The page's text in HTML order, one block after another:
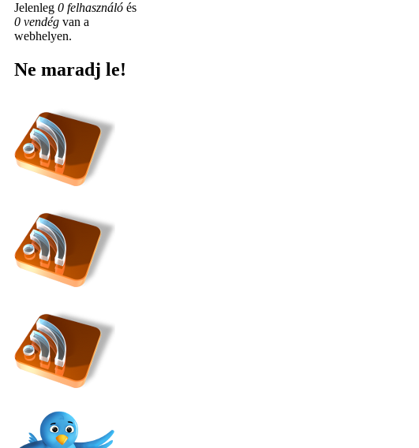
Jelenleg 0 felhasználó és
0 vendég van a
webhelyen.
Ne maradj le!